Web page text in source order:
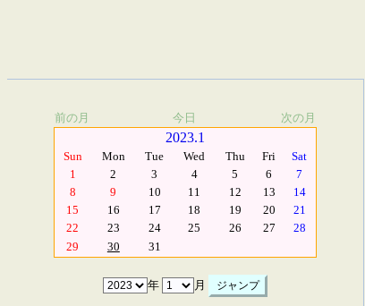
前の月 今日 次の月
2023.1
Sun Mon Tue Wed Thu Fri
Sat
1
2 3 4 5 6
7
8
9 10 11 12 13
14
15
16 17 18 19 20
21
22
23 24 25 26 27
28
29
30 31
年 月